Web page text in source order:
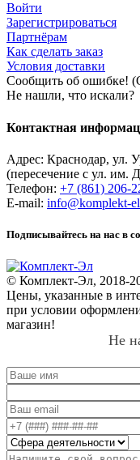
Войти
Зарегистрироваться
Партнёрам
Как сделать заказ
Условия доставки
Сообщить об ошибке!
Не нашли, что искали?
Контактная
Адрес: Краснодар, ул.
(пересечение с ул. им.
Телефон: +7 (861) 206-
E-mail: info@komplekt-
Подписывайтесь на нас в
© Комплект-Эл, 2018-
Цены, указанные в
при условии
магазин!
Не